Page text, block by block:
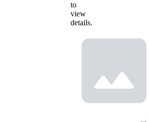
to
view
details.